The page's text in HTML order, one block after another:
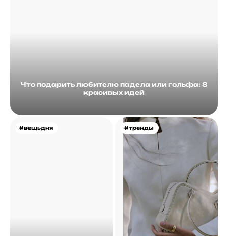
Что подарить любителю падела или гольфа: 8
красивых идей
#вещьдня #тренды